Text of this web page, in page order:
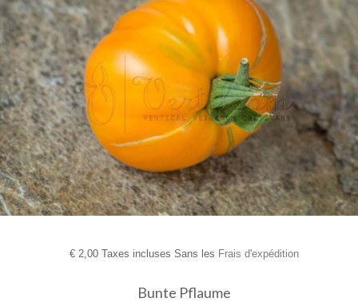
€2,00 Taxes incluses Sans les Frais d'expédition
Bunte Pflaume